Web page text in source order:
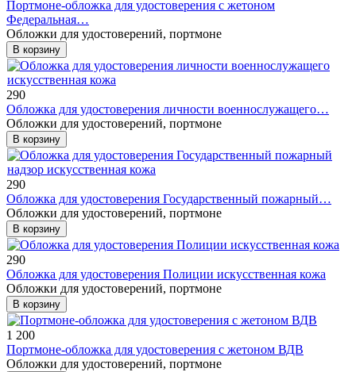
Портмоне-обложка для удостоверения с жетоном
Федеральная…
Обложки для удостоверений, портмоне
В корзину
290
Обложка для удостоверения личности военнослужащего…
Обложки для удостоверений, портмоне
В корзину
290
Обложка для удостоверения Государственный пожарный…
Обложки для удостоверений, портмоне
В корзину
290
Обложка для удостоверения Полиции искусственная кожа
Обложки для удостоверений, портмоне
В корзину
1 200
Портмоне-обложка для удостоверения с жетоном ВДВ
Обложки для удостоверений, портмоне